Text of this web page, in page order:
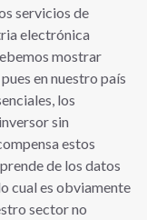
servicios de
electrónica
mostrar
en nuestro país
los
sin
estos
de los datos
cual es obviamente
sector no